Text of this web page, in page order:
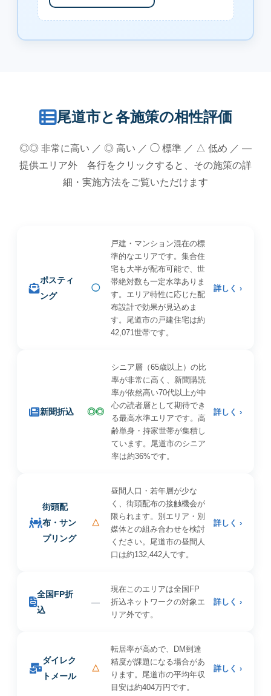
尾道市と各施策の相性評価
◎◎ 非常に高い ／ ◎ 高い ／ ◯ 標準 ／ △ 低め ／ —
提供エリア外 各行をクリックすると、その施策の詳
細・実施方法をご覧いただけます
ポスティ
ング
◯
戸建・マンション混在の標
準的なエリアです。集合住
宅も大半が配布可能で、世
帯絶対数も一定水準ありま
す。エリア特性に応じた配
布設計で効果が見込めま
す。尾道市の戸建住宅は約
42,071世帯です。
詳しく ›
新聞折込 ◎◎
シニア層（65歳以上）の比
率が非常に高く、新聞購読
率が依然高い70代以上が中
心の読者層として期待でき
る最高水準エリアです。高
齢単身・持家世帯が集積し
ています。尾道市のシニア
率は約36%です。
詳しく ›
街頭配
布・サン
プリング
△
昼間人口・若年層が少な
く、街頭配布の接触機会が
限られます。別エリア・別
媒体との組み合わせを検討
ください。尾道市の昼間人
口は約132,442人です。
詳しく ›
全国FP折
込
—
現在このエリアは全国FP
折込ネットワークの対象エ
リア外です。
詳しく ›
ダイレク
トメール
△
転居率が高めで、DM到達
精度が課題になる場合があ
ります。尾道市の平均年収
目安は約404万円です。
詳しく ›